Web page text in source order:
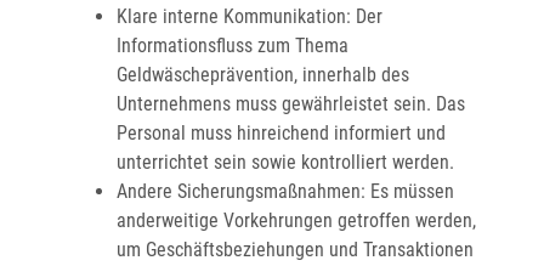
Klare interne Kommunikation: Der
Informationsfluss zum Thema
Geldwäscheprävention, innerhalb des
Unternehmens muss gewährleistet sein. Das
Personal muss hinreichend informiert und
unterrichtet sein sowie kontrolliert werden.
Andere Sicherungsmaßnahmen: Es müssen
anderweitige Vorkehrungen getroffen werden,
um Geschäftsbeziehungen und Transaktionen